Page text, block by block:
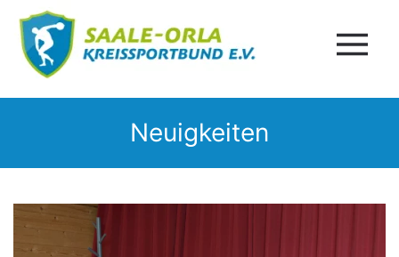
Neuigkeiten